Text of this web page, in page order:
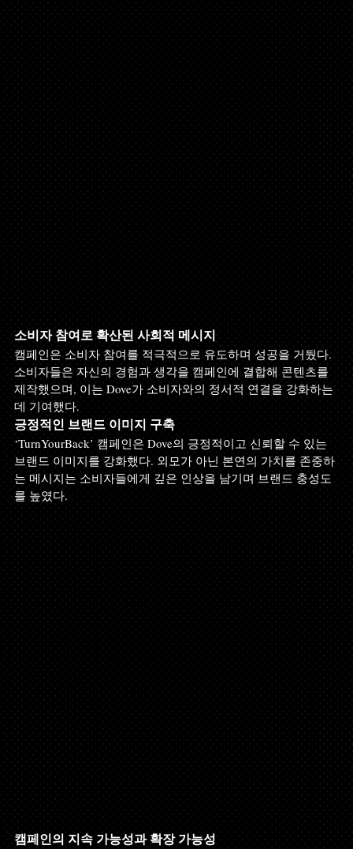
소비자 참여로 확산된 사회적 메시지
캠페인은 소비자 참여를 적극적으로 유도하며 성공을 거뒀다.
소비자들은 자신의 경험과 생각을 캠페인에 결합해 콘텐츠를
제작했으며, 이는 Dove가 소비자와의 정서적 연결을 강화하는
데 기여했다.
긍정적인 브랜드 이미지 구축
‘TurnYourBack’ 캠페인은 Dove의 긍정적이고 신뢰할 수 있는
브랜드 이미지를 강화했다. 외모가 아닌 본연의 가치를 존중하
는 메시지는 소비자들에게 깊은 인상을 남기며 브랜드 충성도
를 높였다.
캠페인의 지속 가능성과 확장 가능성